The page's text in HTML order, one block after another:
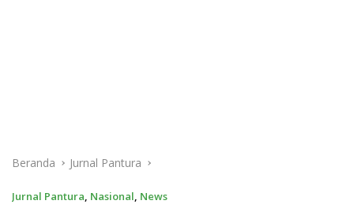
Beranda Jurnal Pantura
Jurnal Pantura, Nasional, News